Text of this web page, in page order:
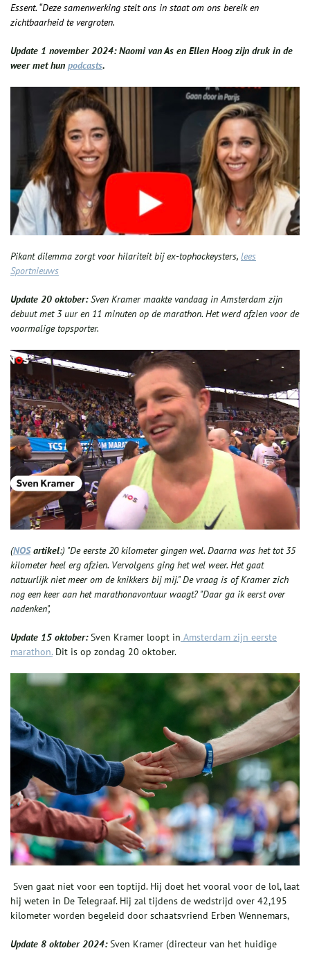
Essent. “Deze samenwerking stelt ons in staat om ons bereik en
zichtbaarheid te vergroten.
Update 1 november 2024: Naomi van As en Ellen Hoog zijn druk in de
weer met hun podcasts.
Pikant dilemma zorgt voor hilariteit bij ex-tophockeysters, lees
Sportnieuws
Update 20 oktober:Sven Kramer maakte vandaag in Amsterdam zijn
debuut met 3 uur en 11 minuten op de marathon. Het werd afzien voor de
voormalige topsporter.
(NOSartikel:) "De eerste 20 kilometer gingen wel. Daarna was het tot 35
kilometer heel erg afzien. Vervolgens ging het wel weer. Het gaat
natuurlijk niet meer om de knikkers bij mij." De vraag is of Kramer zich
nog een keer aan het marathonavontuur waagt? "Daar ga ik eerst over
nadenken",
Update 15 oktober:Sven Kramer loopt in Amsterdam zijn eerste
marathon. Dit is op zondag 20 oktober.
Sven gaat niet voor een toptijd. Hij doet het vooral voor de lol, laat
hij weten in De Telegraaf. Hij zal tijdens de wedstrijd over 42,195
kilometer worden begeleid door schaatsvriend Erben Wennemars,
Update 8 oktober 2024:Sven Kramer (directeur van het huidige